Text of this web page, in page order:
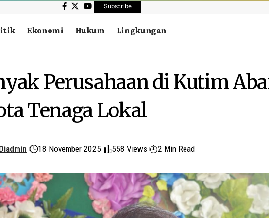
Subscribe
Ekonomi Hukum Lingkungan
Perusahaan di Kutim
Tenaga Lokal
18 November 2025 558 Views 2 Min Read